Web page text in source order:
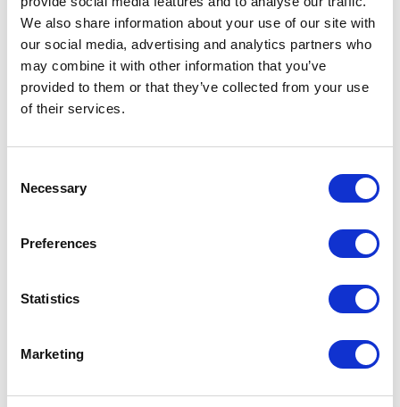
We also share information about your use of our site with
our social media, advertising and analytics partners who
may combine it with other information that you’ve
provided to them or that they’ve collected from your use
of their services.
Selection
Necessary
Preferences
Statistics
Marketing
indirecta, en una forma más de opresión, ya que ignorar movimientos
sociales de este tipo puede ser sinónimo de no respeto de los
derechos civiles de la comunidad negra. #BLACKLIVESMATTER ha
tenido tanto impacto, quelas empresas que no se han posicionado
han visto perjudicada su imagen y sus ventas(pérdida de clientes,
críticas, etc.).
instituciones y/o empresas tengan una mayor responsabilidad social y
que usen su influencia para sensibilizar a la comunidad.